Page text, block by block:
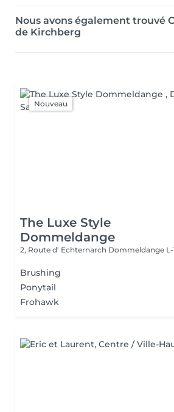
Nous avons également trouvé
de Kirchberg
Nouveau
The Luxe Style
Dommeldange
2, Route d' Echternarch Dommeldange L-
Brushing
Ponytail
Frohawk